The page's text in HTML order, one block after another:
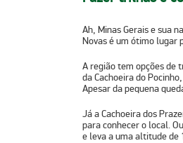
Ah, Minas Gerais e sua
Novas é um ótimo lugar
A região tem opções de
daCachoeira do Pocinho
Apesar da pequena
Já aCachoeira dos
para conhecer o local.
e leva a uma altitude de